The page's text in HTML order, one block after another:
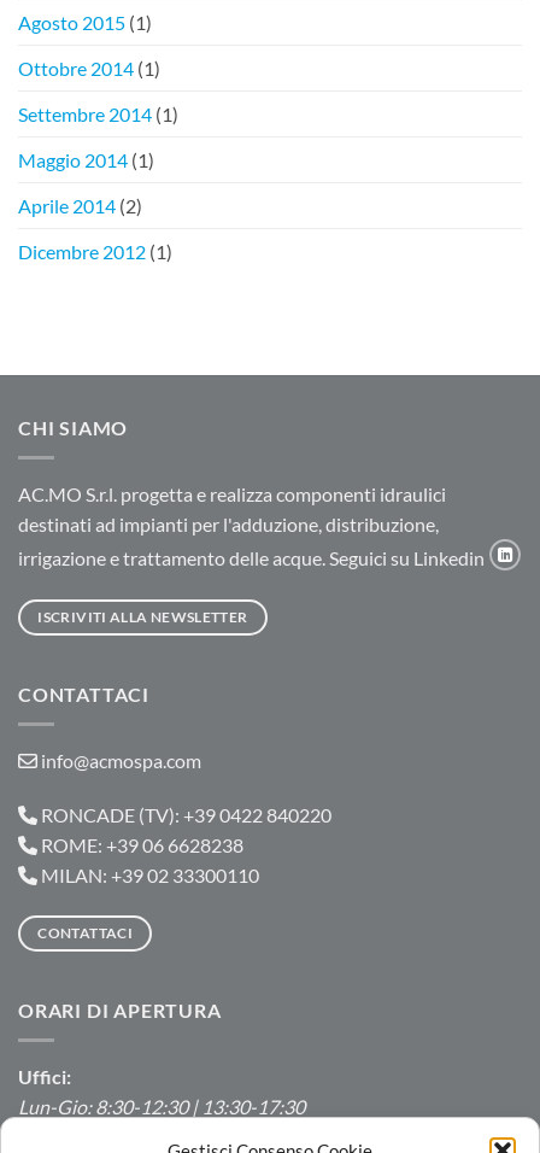
Agosto 2015 (1)
Ottobre 2014 (1)
Settembre 2014 (1)
Maggio 2014 (1)
Aprile 2014 (2)
Dicembre 2012 (1)
CHI SIAMO
AC.MO S.r.l. progetta e realizza componenti idraulici
destinati ad impianti per l'adduzione, distribuzione,
irrigazione e trattamento delle acque. Seguici su Linkedin
ISCRIVITI ALLA NEWSLETTER
CONTATTACI
info@acmospa.com
RONCADE (TV): +39 0422 840220
ROME: +39 06 6628238
MILAN: +39 02 33300110
CONTATTACI
ORARI DI APERTURA
Uffici:
Lun-Gio: 8:30-12:30 | 13:30-17:30